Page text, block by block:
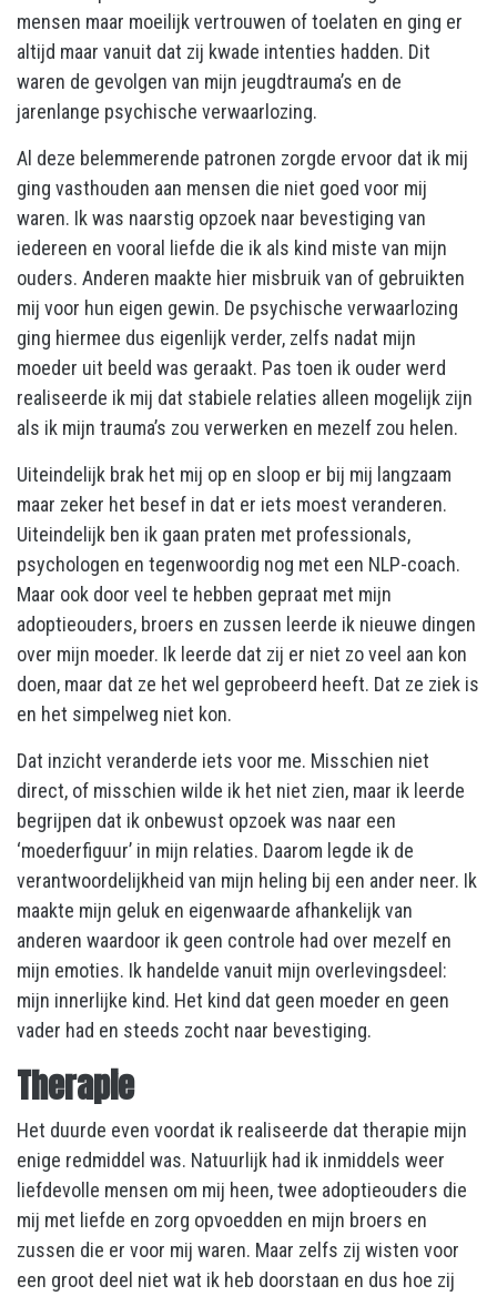
mensen maar moeilijk vertrouwen of toelaten en ging er
altijd maar vanuit dat zij kwade intenties hadden. Dit
waren de gevolgen van mijn jeugdtrauma’s en de
jarenlange psychische verwaarlozing.
Al deze belemmerende patronen zorgde ervoor dat ik mij
ging vasthouden aan mensen die niet goed voor mij
waren. Ik was naarstig opzoek naar bevestiging van
iedereen en vooral liefde die ik als kind miste van mijn
ouders. Anderen maakte hier misbruik van of gebruikten
mij voor hun eigen gewin. De psychische verwaarlozing
ging hiermee dus eigenlijk verder, zelfs nadat mijn
moeder uit beeld was geraakt. Pas toen ik ouder werd
realiseerde ik mij dat stabiele relaties alleen mogelijk zijn
als ik mijn trauma’s zou verwerken en mezelf zou helen.
Uiteindelijk brak het mij op en sloop er bij mij langzaam
maar zeker het besef in dat er iets moest veranderen.
Uiteindelijk ben ik gaan praten met professionals,
psychologen en tegenwoordig nog met een NLP-coach.
Maar ook door veel te hebben gepraat met mijn
adoptieouders, broers en zussen leerde ik nieuwe dingen
over mijn moeder. Ik leerde dat zij er niet zo veel aan kon
doen, maar dat ze het wel geprobeerd heeft. Dat ze ziek is
en het simpelweg niet kon.
Dat inzicht veranderde iets voor me. Misschien niet
direct, of misschien wilde ik het niet zien, maar ik leerde
begrijpen dat ik onbewust opzoek was naar een
‘moederfiguur’ in mijn relaties. Daarom legde ik de
verantwoordelijkheid van mijn heling bij een ander neer. Ik
maakte mijn geluk en eigenwaarde afhankelijk van
anderen waardoor ik geen controle had over mezelf en
mijn emoties. Ik handelde vanuit mijn overlevingsdeel:
mijn innerlijke kind. Het kind dat geen moeder en geen
vader had en steeds zocht naar bevestiging.
Therapie
Het duurde even voordat ik realiseerde dat therapie mijn
enige redmiddel was. Natuurlijk had ik inmiddels weer
liefdevolle mensen om mij heen, twee adoptieouders die
mij met liefde en zorg opvoedden en mijn broers en
zussen die er voor mij waren. Maar zelfs zij wisten voor
een groot deel niet wat ik heb doorstaan en dus hoe zij